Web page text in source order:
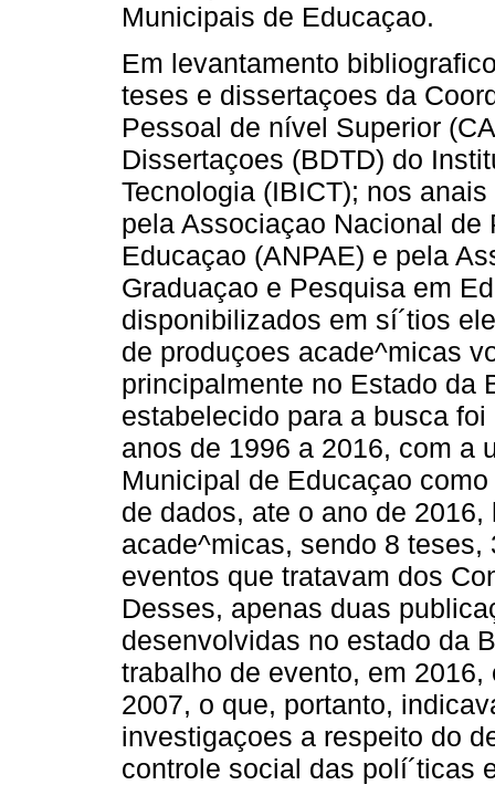
Municipais de Educaçao.
Em levantamento
teses e dissertaçoes da
Pessoal de nível Superior
Dissertaçoes (BDTD) do
Tecnologia (IBICT); nos
pela Associaçao Nacional de
Educaçao (ANPAE) e pela
Graduaçao e Pesquisa em
disponibilizados em sí´tios
de produçoes acade^micas
principalmente no Estado da
estabelecido para a busca
anos de 1996 a 2016, com a
Municipal de Educaçao
de dados, ate o ano de
acade^micas, sendo 8
eventos que tratavam dos
Desses, apenas duas
desenvolvidas no estado da
trabalho de evento, em
2007, o que, portanto,
investigaçoes a respeito do
controle social das polí´ticas